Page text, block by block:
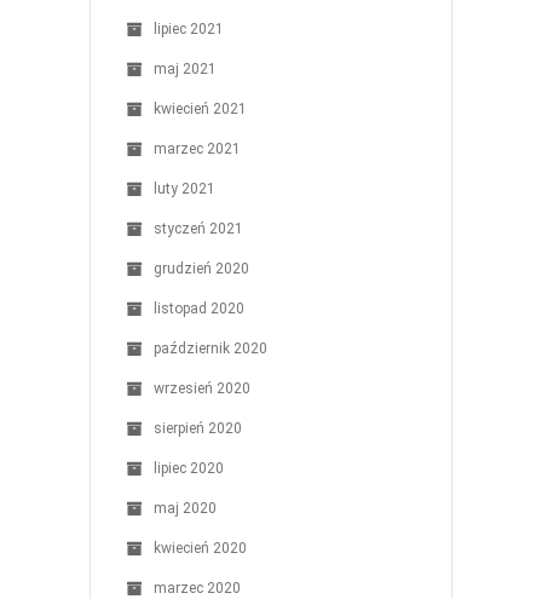
lipiec 2021
maj 2021
kwiecień 2021
marzec 2021
luty 2021
styczeń 2021
grudzień 2020
listopad 2020
październik 2020
wrzesień 2020
sierpień 2020
lipiec 2020
maj 2020
kwiecień 2020
marzec 2020